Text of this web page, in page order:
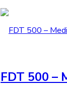
FDT 500 –